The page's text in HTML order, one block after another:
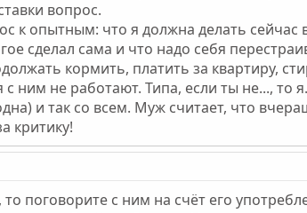
вопрос.
к опытным: что я должна делать
сделал сама и что надо себя
кормить, платить за квартиру,
ним не работают. Типа, если ты не..., то
и так со всем. Муж считает, что
критику!
поговорите с ним на счёт его